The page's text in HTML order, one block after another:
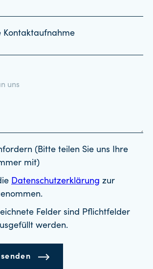
Kontaktaufnahme
(Bitte teilen Sie uns Ihre
mit)
Datenschutzerklärung zur
Felder sind Pflichtfelder
werden.